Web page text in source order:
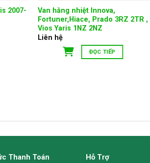
2007-
Van hằng nhiệt Innova,
Fortuner,Hiace, Prado 3RZ 2TR ,
Vios Yaris 1NZ 2NZ
Liên hệ
ĐỌC TIẾP
Thanh Toán Hỗ Trợ